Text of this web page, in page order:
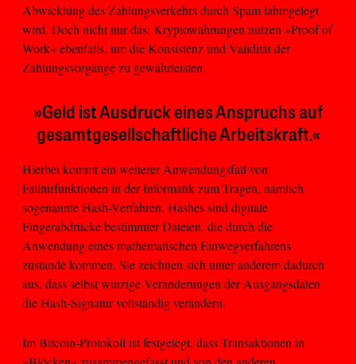
Abwicklung des Zahlungsverkehrs durch Spam lahmgelegt
wird. Doch nicht nur das: Kryptowährungen nutzen »Proof of
Work« ebenfalls, um die Konsistenz und Validität der
Zahlungsvorgänge zu gewährleisten.
»Geld ist Ausdruck eines Anspruchs auf
gesamtgesellschaftliche Arbeitskraft.«
Hierbei kommt ein weiterer Anwendungsfall von
Falltürfunktionen in der Informatik zum Tragen, nämlich
sogenannte Hash-Verfahren. Hashes sind digitale
Fingerabdrücke bestimmter Dateien, die durch die
Anwendung eines mathematischen Einwegverfahrens
zustande kommen. Sie zeichnen sich unter anderem dadurch
aus, dass selbst winzige Veränderungen der Ausgangsdaten
die Hash-Signatur vollständig verändern.
Im Bitcoin-Protokoll ist festgelegt, dass Transaktionen in